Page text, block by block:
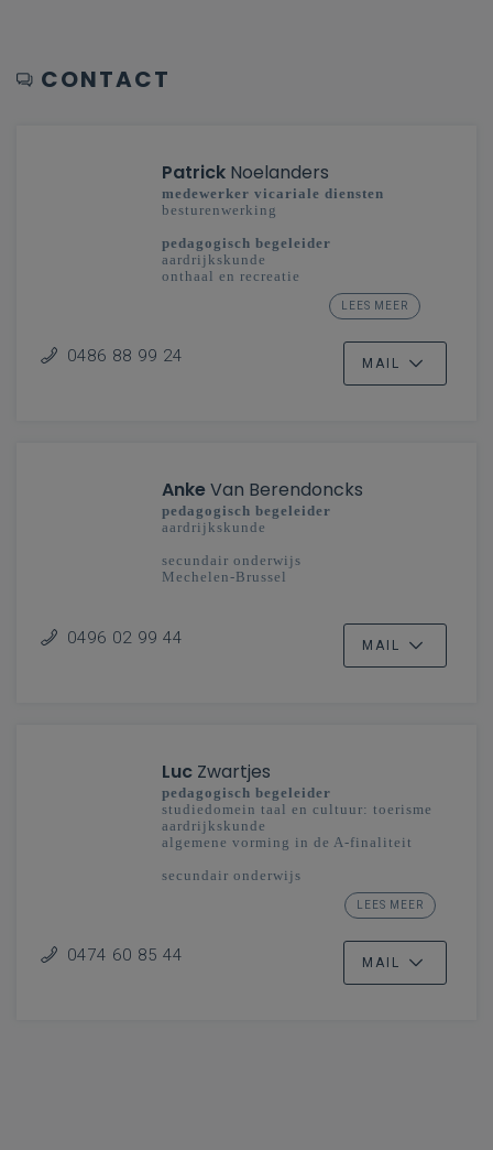
CONTACT
Patrick Noelanders
medewerker vicariale diensten
besturenwerking
pedagogisch begeleider
aardrijkskunde
onthaal en recreatie
studiedomein taal en cultuur: toerisme
Limburg - Vlaanderenbreed
LEES MEER
0486 88 99 24 MAIL
AnkeVan Berendoncks
pedagogisch begeleider
aardrijkskunde
secundair onderwijs
Mechelen-Brussel
0496 02 99 44 MAIL
Luc Zwartjes
pedagogisch begeleider
studiedomein taal en cultuur: toerisme
aardrijkskunde
algemene vorming in de A-finaliteit
secundair onderwijs
Oost- en West-Vlaanderen -
LEES MEER
0474 60 85 44 MAIL